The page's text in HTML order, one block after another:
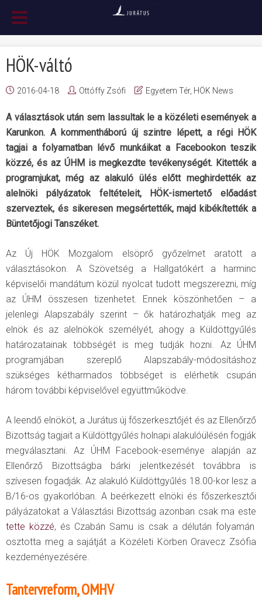
HÖK-váltó
2016-04-18 Ottóffy Zsófi Egyetem Tér, HÖK News
A választások után sem lassultak le a közéleti események a
Karunkon. A kommentháború új szintre lépett, a régi HÖK
tagjai a folyamatban lévő munkáikat a Facebookon teszik
közzé, és az ÚHM is megkezdte tevékenységét. Kitették a
programjukat, még az alakuló ülés előtt meghirdették az
alelnöki pályázatok feltételeit, HÖK-ismertető előadást
szerveztek, és sikeresen megsértették, majd kibékítették a
Büntetőjogi Tanszéket.
Az Új HÖK Mozgalom elsöprő győzelmet aratott a
választásokon. A Szövetség a Hallgatókért a harminc
képviselői mandátum közül nyolcat tudott megszerezni, míg
az ÚHM összesen tizenhetet. Ennek köszönhetően – a
jelenlegi Alapszabály szerint – ők határozhatják meg az
elnök és az alelnökök személyét, ahogy a Küldöttgyűlés
határozatainak többségét is meg tudják hozni. Az ÚHM
programjában szereplő Alapszabály-módosításhoz
szükséges kétharmados többséget is elérhetik csupán
három további képviselővel együttműködve.
A leendő elnököt, a Jurátus új főszerkesztőjét és az Ellenőrző
Bizottság tagjait a Küldöttgyűlés holnapi alakulóülésén fogják
megválasztani. Az ÚHM Facebook-eseménye alapján az
Ellenőrző Bizottságba bárki jelentkezését továbbra is
szívesen fogadják. Az alakuló Küldöttgyűlés 18.00-kor lesz a
B/16-os gyakorlóban. A beérkezett elnöki és főszerkesztői
pályázatokat a Választási Bizottság azonban csak ma este
tette közzé, és Czabán Samu is csak a délután folyamán
osztotta meg a sajátját a Közéleti Körben Oravecz Zsófia
kezdeményezésére.
Tantervreform, OMHV